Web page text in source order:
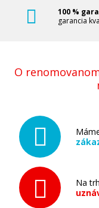
Originálna
100 %
garancia
O
Na